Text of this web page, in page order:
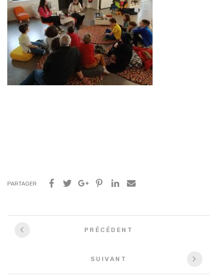
PARTAGER
Navigation
entre
articles
PRÉCÉDENT
SUIVANT